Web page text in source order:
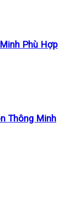
Phù Hợp
Thông Minh